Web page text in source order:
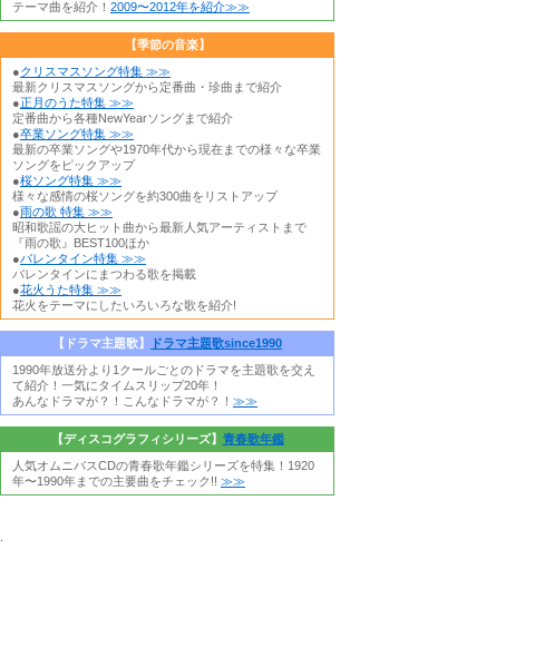
テーマ曲を紹介！ 2009〜2012年を紹介≫≫
【季節の音楽】
●クリスマスソング特集 ≫≫
最新クリスマスソングから定番曲・珍曲まで紹介
●正月のうた特集 ≫≫
定番曲から各種NewYearソングまで紹介
●卒業ソング特集 ≫≫
最新の卒業ソングや1970年代から現在までの様々な卒業
ソングをピックアップ
●桜ソング特集 ≫≫
様々な感情の桜ソングを約300曲をリストアップ
●雨の歌 特集 ≫≫
昭和歌謡の大ヒット曲から最新人気アーティストまで
『雨の歌』BEST100ほか
●バレンタイン特集 ≫≫
バレンタインにまつわる歌を掲載
●花火うた特集 ≫≫
花火をテーマにしたいろいろな歌を紹介!
【ドラマ主題歌】
ドラマ主題歌since1990
1990年放送分より1クールごとのドラマを主題歌を交え
て紹介！一気にタイムスリップ20年！
あんなドラマが？！こんなドラマが？！ ≫≫
【ディスコグラフィシリーズ】 青春歌年鑑
人気オムニバスCDの青春歌年鑑シリーズを特集！1920
年〜1990年までの主要曲をチェック!! ≫≫
.